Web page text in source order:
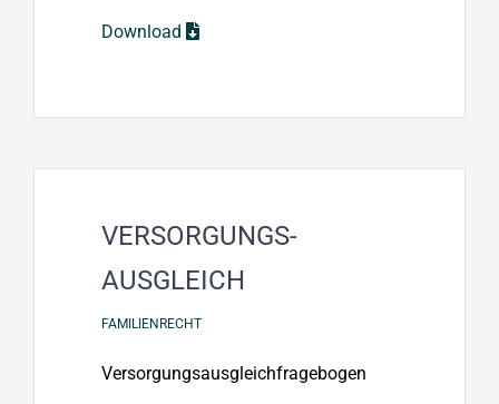
Download
VERSORGUNGS­
AUSGLEICH
FAMILIENRECHT
Versorgungsausgleichfragebogen